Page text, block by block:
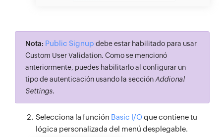
Nota: Public Signup debe estar habilitado para usar
Custom User Validation. Como se mencionó
anteriormente, puedes habilitarlo al configurar un
tipo de autenticación usando la sección Addional
Settings.
Selecciona la función Basic I/Oque contiene tu
lógica personalizada del menú desplegable.